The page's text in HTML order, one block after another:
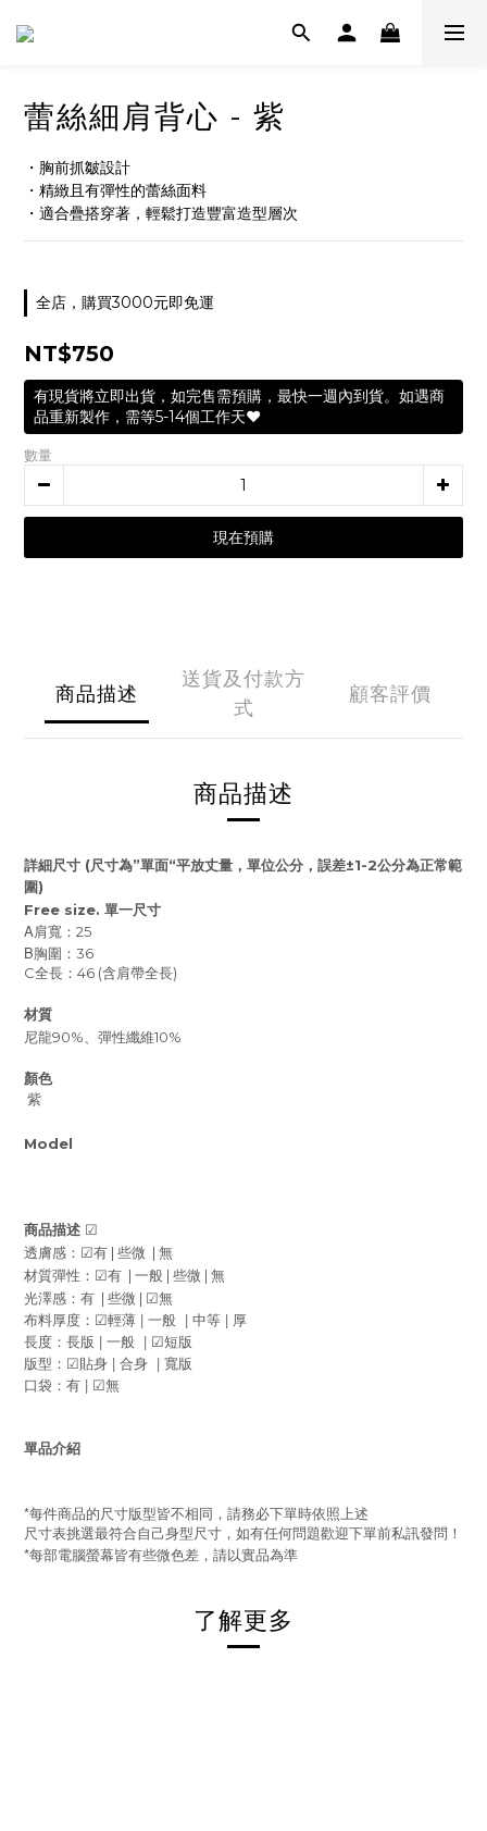
蕾絲細肩背心 - 紫
・胸前抓皺設計
・精緻且有彈性的蕾絲面料
・適合疊搭穿著，輕鬆打造豐富造型層次
全店，購買3000元即免運
NT$750
有現貨將立即出貨，如完售需預購，最快一週內到貨。如遇商
品重新製作，需等5-14個工作天❤️
數量
現在預購
商品描述
送貨及付款方
式
顧客評價
商品描述
詳細尺寸 (尺寸為”單面“平放丈量，單位公分，誤差±1-2公分為正常範
圍)
Free size. 單一尺寸
A肩寬：25
B胸圍：36
C全長：46 (含肩帶全長)
材質
尼龍90%、彈性纖維10%
顏色
紫
Model
商品描述 ☑
透膚感： ☑有 | 些微 | 無
材質彈性： ☑有 | 一般 | 些微 | 無
光澤感：有 | 些微 | ☑無
布料厚度： ☑輕薄 | 一般 | 中等 | 厚
長度：長版 | 一般 | ☑短版
版型： ☑貼身 | 合身 | 寬版
口袋：有 | ☑無
單品介紹
*每件商品的尺寸版型皆不相同，請務必下單時依照上述
尺寸表挑選最符合自己身型尺寸，如有任何問題歡迎下單前私訊發問！
*每部電腦螢幕皆有些微色差，請以實品為準
了解更多